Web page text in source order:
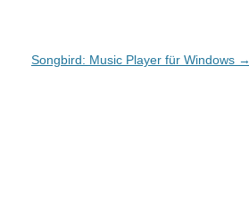
Songbird: Music Player für Windows →